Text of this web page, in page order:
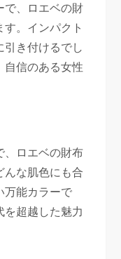
で、ロエベの財
。インパクト
引き付けるでし
自信のある女性
、ロエベの財布
んな肌色にも合
万能カラーで
を超越した魅力